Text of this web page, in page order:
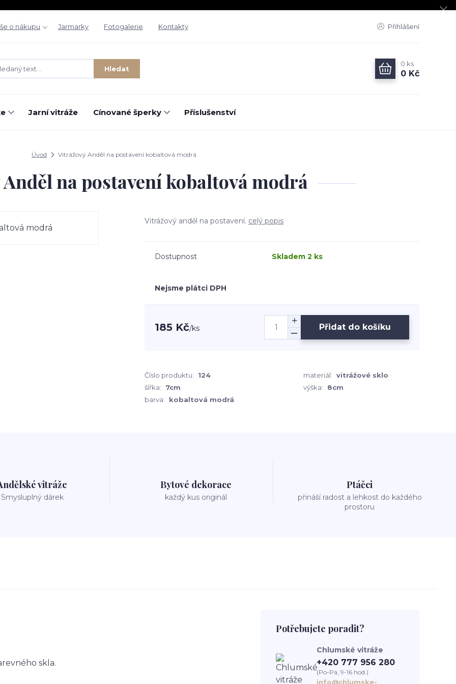
o nákupu Jarmarky Fotogalerie Kontakty Přihlášení
Hledat
0 ks
0 Kč
Jarní vitráže Cínované šperky Příslušenství
Úvod Vitrážový Anděl na postavení kobaltová modrá
na postavení kobaltová modrá
Vitrážový anděl na postavení. celý popis
Dostupnost Skladem 2 ks
Nejsme plátci DPH
185 Kč/ks Přidat do košíku
Číslo produktu: 124 materiál: vitrážové sklo
šířka:
7cm výška:
8cm
barva:
kobaltová modrá
vitráže
Smysluplný dárek
Bytové dekorace
každý kus originál
Ptáčci
přináší radost a lehkost do každého
prostoru
skla.
Potřebujete poradit?
Chlumské vitráže
+420 777 956 280
(Po-Pá, 9-16 hod.)
info@chlumske-